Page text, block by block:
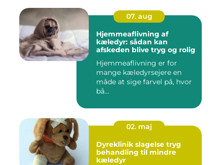
07. aug
Hjemmeaflivning af
kæledyr: sådan kan
afskeden blive tryg og rolig
Hjemmeaflivning er for
mange kæledyrsejere en
måde at sige farvel på, hvor
bå...
02. maj
Dyreklinik slagelse tryg
behandling til mindre
kæledyr